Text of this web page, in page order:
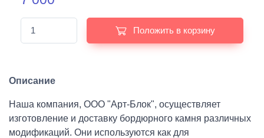
Положить в корзину
Описание
Наша компания, ООО "Арт-Блок", осуществляет
изготовление и доставку бордюрного камня различных
модификаций. Они используются как для